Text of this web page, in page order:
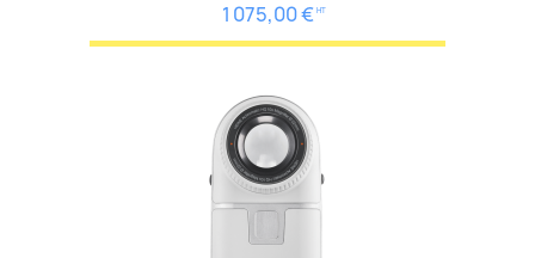
1 075,00 € HT